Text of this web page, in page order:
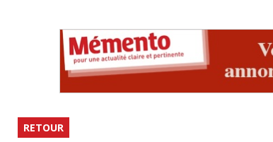
RETOUR